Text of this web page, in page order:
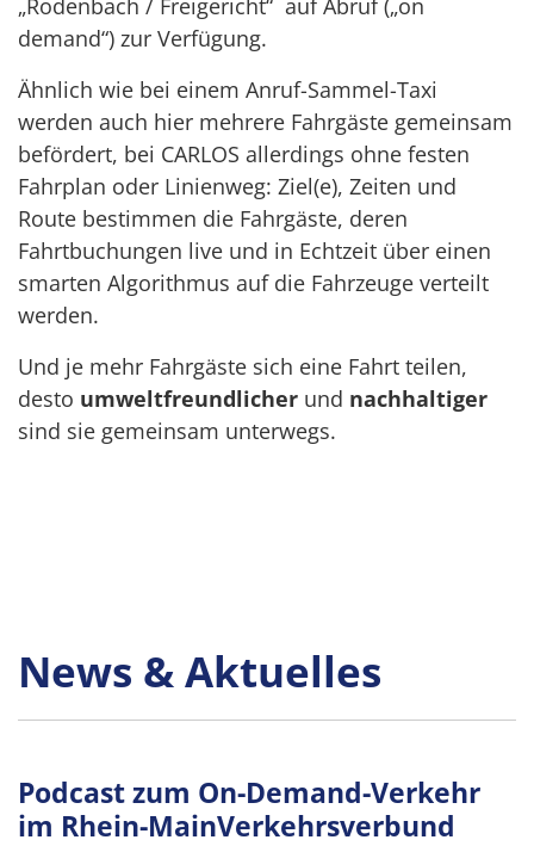
demand“) zur Verfügung.
Ähnlich wie bei einem Anruf-Sammel-Taxi
werden auch hier mehrere Fahrgäste gemeinsam
befördert, bei CARLOS allerdings ohne festen
Fahrplan oder Linienweg: Ziel(e), Zeiten und
Route bestimmen die Fahrgäste, deren
Fahrtbuchungen live und in Echtzeit über einen
smarten Algorithmus auf die Fahrzeuge verteilt
werden.
Und je mehr Fahrgäste sich eine Fahrt teilen,
desto umweltfreundlicher und nachhaltiger
sind sie gemeinsam unterwegs.
News & Aktuelles
Podcast zum On-Demand-Verkehr
im Rhein-MainVerkehrsverbund